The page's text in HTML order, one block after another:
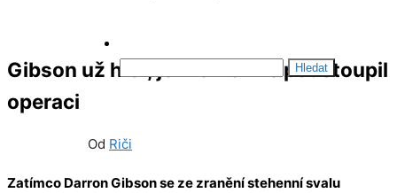
Vyhledávání
Gibson už hrál, jenže Neville podstoupil
operaci
Od Riči
Zatímco Darron Gibson se ze zranění stehenní svalu